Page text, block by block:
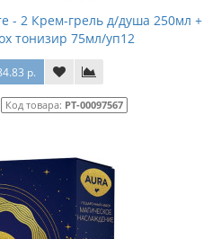
- 2 Крем-грель д/душа 250мл +
тонизир 75мл/уп12
р.
Код товара: РТ-00097567